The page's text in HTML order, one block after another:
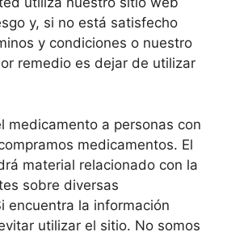
y, si no está satisfecho
y condiciones o nuestro
remedio es dejar de utilizar
medicamento a personas con
medicamentos. El
material relacionado con la
sobre diversas
encuentra la información
utilizar el sitio. No somos